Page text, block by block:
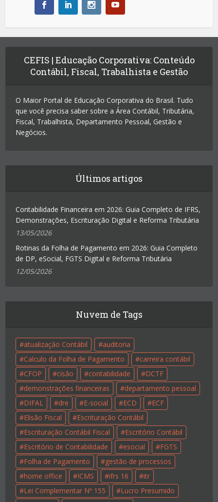
CEFIS | Educação Corporativa: Conteúdo
Contábil, Fiscal, Trabalhista e Gestão
O Maior Portal de Educação Corporativa do Brasil. Tudo
que você precisa saber sobre a Área Contábil, Tributária,
Fiscal, Trabalhista, Departamento Pessoal, Gestão e
Negócios.
Últimos artigos
Contabilidade Financeira em 2026: Guia Completo de IFRS,
Demonstrações, Escrituração Digital e Reforma Tributária
13/05/2026
Rotinas da Folha de Pagamento em 2026: Guia Completo
de DP, eSocial, FGTS Digital e Reforma Tributária
12/05/2026
Nuvem de Tags
atualização Contábil
auditoria
Calculo da Folha de Pagamento
carreira contábil
CFOP
cisão contabilidade
DCTF
demonstrações financeiras
departamento pessoal
DIFAL
dre E-social ECD
ECF
Elisão Fiscal
Escrituração Contábil
Escrituração Contábil Fiscal
Escritório Contábil
Escritório de Contabilidade
esocial
FGTS
Folha de Pagamento
gestão de processos
home office
ICMS ifrs 16
itr
Lei Complementar Nº 155
Lucro Presumido